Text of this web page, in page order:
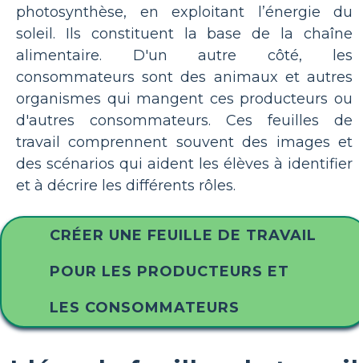
photosynthèse, en exploitant l’énergie du
soleil. Ils constituent la base de la chaîne
alimentaire. D'un autre côté, les
consommateurs sont des animaux et autres
organismes qui mangent ces producteurs ou
d'autres consommateurs. Ces feuilles de
travail comprennent souvent des images et
des scénarios qui aident les élèves à identifier
et à décrire les différents rôles.
CRÉER UNE FEUILLE DE TRAVAIL
POUR LES PRODUCTEURS ET
LES CONSOMMATEURS